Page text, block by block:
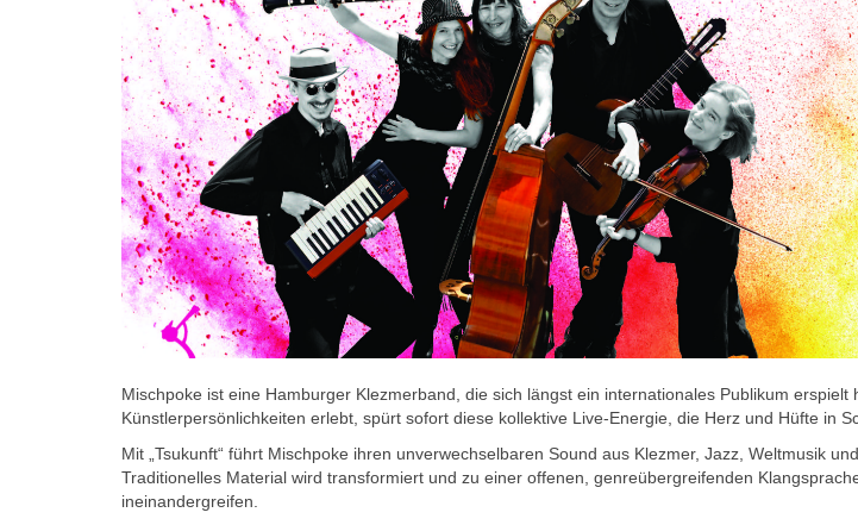
Mischpoke ist eine Hamburger Klezmerband, die sich längst ein internationales Publikum
Künstlerpersönlichkeiten erlebt, spürt sofort diese kollektive Live-Energie, die Herz und Hüfte in
Mit „Tsukunft“ führt Mischpoke ihren unverwechselbaren Sound aus Klezmer, Jazz, Weltmusik
Traditionelles Material wird transformiert und zu einer offenen, genreübergreifenden
ineinandergreifen.